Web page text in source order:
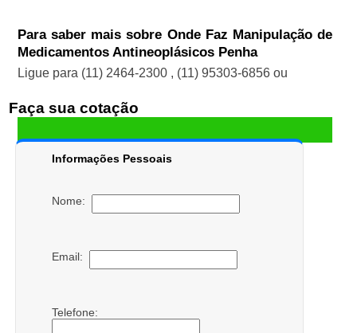
Para saber mais sobre Onde Faz Manipulação de
Medicamentos Antineoplásicos Penha
Ligue para (11) 2464-2300 , (11) 95303-6856 ou
Faça sua cotação
Informações Pessoais
Nome:
Email:
Telefone: